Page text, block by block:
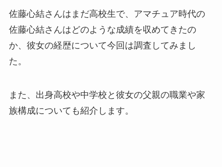
佐藤心結さんはまだ高校生で、アマチュア時代の
佐藤心結さんはどのような成績を収めてきたの
か、彼女の経歴について今回は調査してみまし
た。
また、出身高校や中学校と彼女の父親の職業や家
族構成についても紹介します。